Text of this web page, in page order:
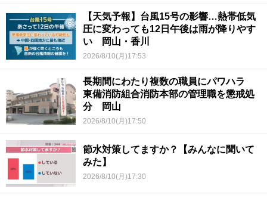
【天気予報】台風15号の影響…熱帯低気
圧に変わっても12日午後は雨が降りやす
い 岡山・香川
2026/8/10(月)17:53
長期間にわたり複数の職員にパワハラ
東備消防組合消防本部の管理職を懲戒処
分 岡山
2026/8/10(月)17:50
節水対策してますか？【みんなに聞いて
みた】
2026/8/10(月)17:30